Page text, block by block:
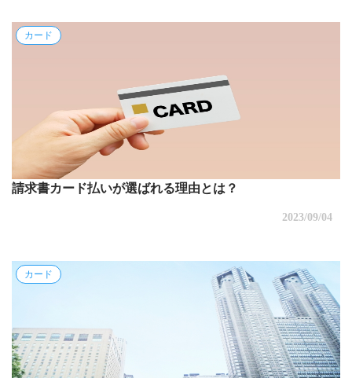
カード
請求書カード払いが選ばれる理由とは？
2023/09/04
カード